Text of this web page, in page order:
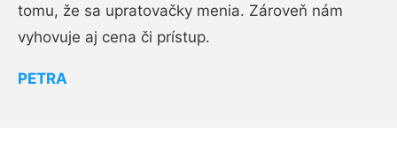
tomu, že sa upratovačky menia. Zároveň nám
vyhovuje aj cena či prístup.
PETRA